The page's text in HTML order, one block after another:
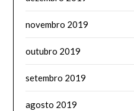
novembro 2019
outubro 2019
setembro 2019
agosto 2019